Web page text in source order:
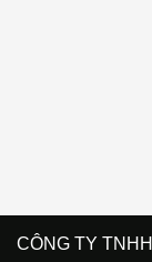
CÔNG TY